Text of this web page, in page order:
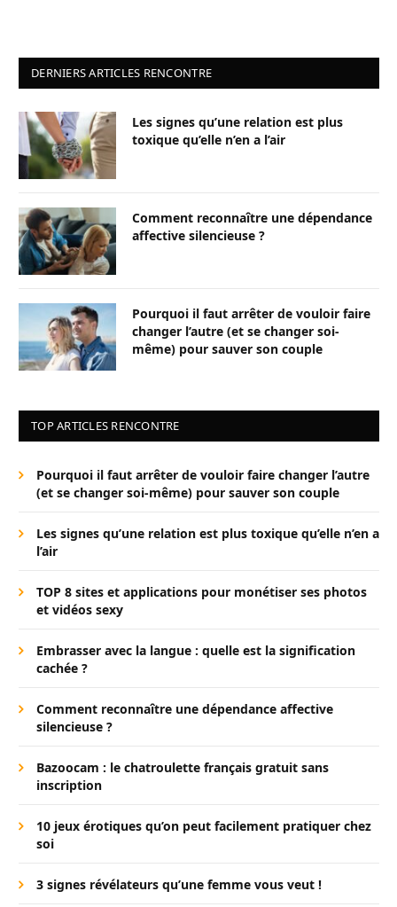
DERNIERS ARTICLES RENCONTRE
Les signes qu’une relation est plus
toxique qu’elle n’en a l’air
Comment reconnaître une dépendance
affective silencieuse ?
Pourquoi il faut arrêter de vouloir faire
changer l’autre (et se changer soi-
même) pour sauver son couple
TOP ARTICLES RENCONTRE
Pourquoi il faut arrêter de vouloir faire changer l’autre
(et se changer soi-même) pour sauver son couple
Les signes qu’une relation est plus toxique qu’elle n’en a
l’air
TOP 8 sites et applications pour monétiser ses photos
et vidéos sexy
Embrasser avec la langue : quelle est la signification
cachée ?
Comment reconnaître une dépendance affective
silencieuse ?
Bazoocam : le chatroulette français gratuit sans
inscription
10 jeux érotiques qu’on peut facilement pratiquer chez
soi
3 signes révélateurs qu’une femme vous veut !